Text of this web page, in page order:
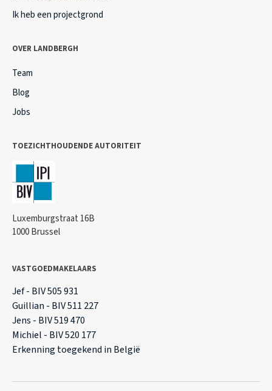
Ik heb een projectgrond
OVER LANDBERGH
Team
Blog
Jobs
TOEZICHTHOUDENDE AUTORITEIT
Luxemburgstraat 16B
1000 Brussel
VASTGOEDMAKELAARS
Jef - BIV 505 931
Guillian - BIV 511 227
Jens - BIV 519 470
Michiel - BIV 520 177
Erkenning toegekend in België